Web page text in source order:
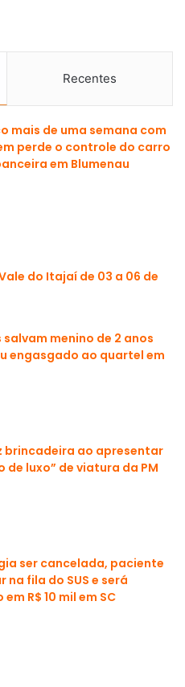
Recentes
mais de uma semana com
perde o controle do carro
em Blumenau
do Itajaí de 03 a 06 de
salvam menino de 2 anos
engasgado ao quartel em
brincadeira ao apresentar
de luxo” de viatura da PM
ser cancelada, paciente
na fila do SUS e será
R$ 10 mil em SC